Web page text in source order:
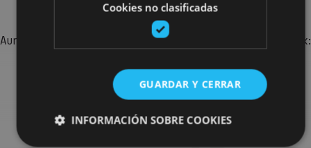
Aurkitu zure bidaia Nafarroan osatzeko planak eta iradokizunak:
garrantzitsuenak.
Joan planen bilatzailera
Cookies no clasificadas
GUARDAR Y CERRAR
INFORMACIÓN SOBRE COOKIES